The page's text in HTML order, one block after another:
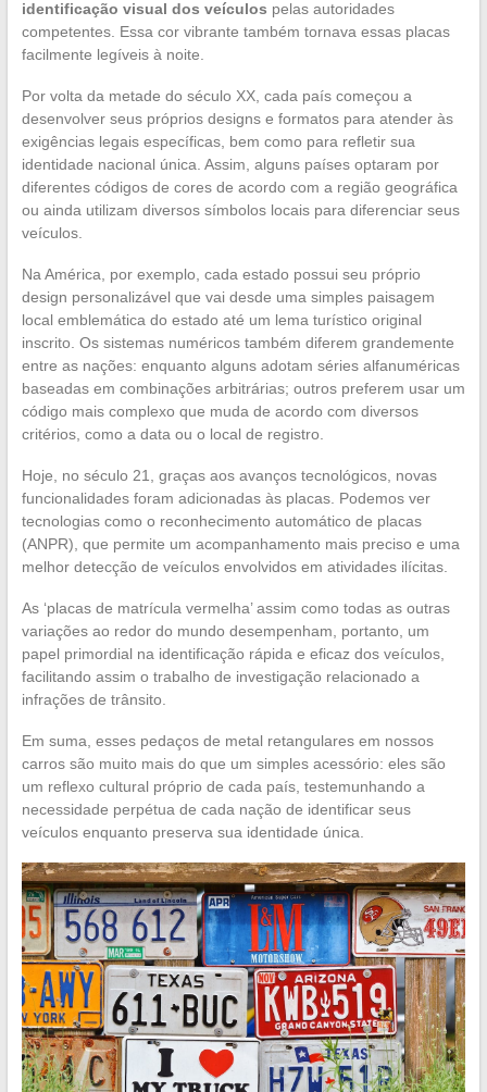
identificação visual dos veículos pelas autoridades
competentes. Essa cor vibrante também tornava essas placas
facilmente legíveis à noite.
Por volta da metade do século XX, cada país começou a
desenvolver seus próprios designs e formatos para atender às
exigências legais específicas, bem como para refletir sua
identidade nacional única. Assim, alguns países optaram por
diferentes códigos de cores de acordo com a região geográfica
ou ainda utilizam diversos símbolos locais para diferenciar seus
veículos.
Na América, por exemplo, cada estado possui seu próprio
design personalizável que vai desde uma simples paisagem
local emblemática do estado até um lema turístico original
inscrito. Os sistemas numéricos também diferem grandemente
entre as nações: enquanto alguns adotam séries alfanuméricas
baseadas em combinações arbitrárias; outros preferem usar um
código mais complexo que muda de acordo com diversos
critérios, como a data ou o local de registro.
Hoje, no século 21, graças aos avanços tecnológicos, novas
funcionalidades foram adicionadas às placas. Podemos ver
tecnologias como o reconhecimento automático de placas
(ANPR), que permite um acompanhamento mais preciso e uma
melhor detecção de veículos envolvidos em atividades ilícitas.
As ‘placas de matrícula vermelha’ assim como todas as outras
variações ao redor do mundo desempenham, portanto, um
papel primordial na identificação rápida e eficaz dos veículos,
facilitando assim o trabalho de investigação relacionado a
infrações de trânsito.
Em suma, esses pedaços de metal retangulares em nossos
carros são muito mais do que um simples acessório: eles são
um reflexo cultural próprio de cada país, testemunhando a
necessidade perpétua de cada nação de identificar seus
veículos enquanto preserva sua identidade única.